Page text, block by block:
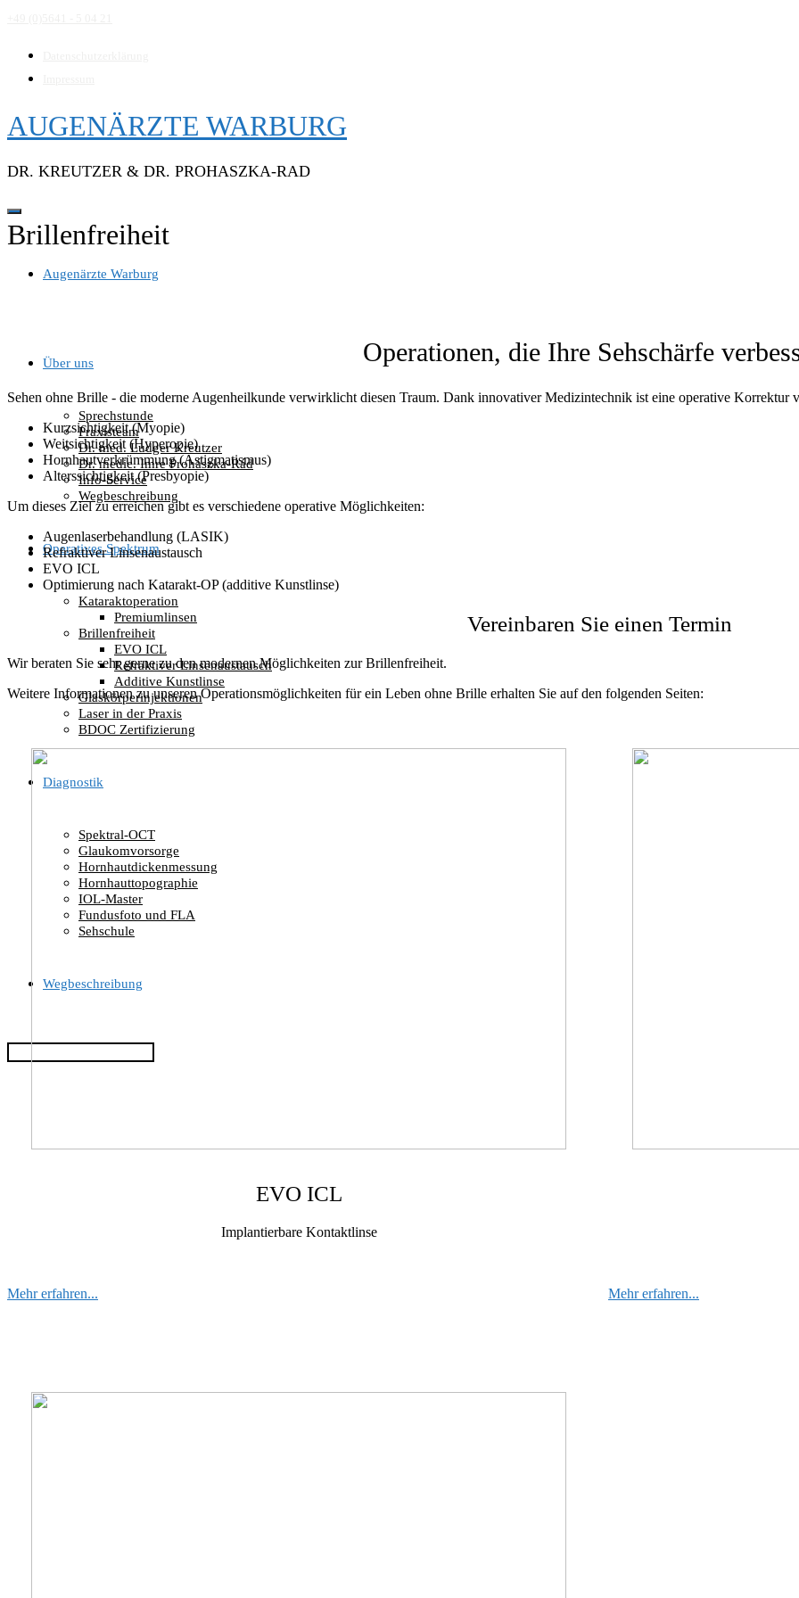
AUGENÄRZTE WARBURG
DR. KREUTZER & DR. PROHASZKA-RAD
Augenärzte Warburg
Über uns
Sprechstunde
Praxisteam
Dr. med. Ludger Kreutzer
Dr. medic. Imre Prohászka-Rád
Info-Service
Wegbeschreibung
Operatives Spektrum
Kataraktoperation
Premiumlinsen
Brillenfreiheit
EVO ICL
Refraktiver Linsenaustausch
Additive Kunstlinse
Glaskörperinjektionen
Laser in der Praxis
BDOC Zertifizierung
Diagnostik
Spektral-OCT
Glaukomvorsorge
Hornhautdickenmessung
Hornhauttopographie
IOL-Master
Fundusfoto und FLA
Sehschule
Wegbeschreibung
Brillenfreiheit
Operationen, die Ihre Sehschärfe
Sehen ohne Brille - die moderne Augenheilkunde verwirklicht diesen Traum. Dank innovativer Medizintechnik ist eine operative
Kurzsichtigkeit (Myopie)
Weitsichtigkeit (Hyperopie)
Hornhautverkrümmung (Astigmatismus)
Alterssichtigkeit (Presbyopie)
Um dieses Ziel zu erreichen gibt es verschiedene operative Möglichkeiten:
Augenlaserbehandlung (LASIK)
Refraktiver Linsenaustausch
EVO ICL
Optimierung nach Katarakt-OP (additive Kunstlinse)
Vereinbaren Sie einen Termin
Wir beraten Sie sehr gerne zu den modernen Möglichkeiten zur Brillenfreiheit.
Weitere Informationen zu unseren Operationsmöglichkeiten für ein Leben ohne Brille erhalten Sie auf den folgenden Seiten:
EVO ICL
Implantierbare Kontaktlinse
Mehr erfahren... Mehr erfahren...